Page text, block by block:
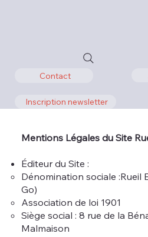
Inscription newsletter
Contact
Mentions Légales du Site
Éditeur du Site :
Dénomination sociale :Rueil
Go)
Association de loi 1901
Siège social : 8 rue de la
Malmaison